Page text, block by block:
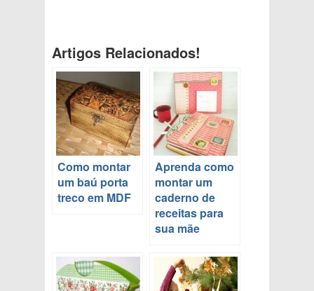
Artigos Relacionados!
Como montar
um baú porta
treco em MDF
Aprenda como
montar um
caderno de
receitas para
sua mãe